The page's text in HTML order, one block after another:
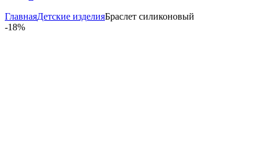
ГлавнаяДетские изделияБраслет силиконовый
-18%